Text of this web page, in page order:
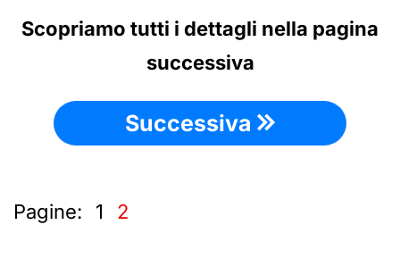
Scopriamo tutti i dettagli nella pagina
successiva
Successiva
Pagine: 1 2